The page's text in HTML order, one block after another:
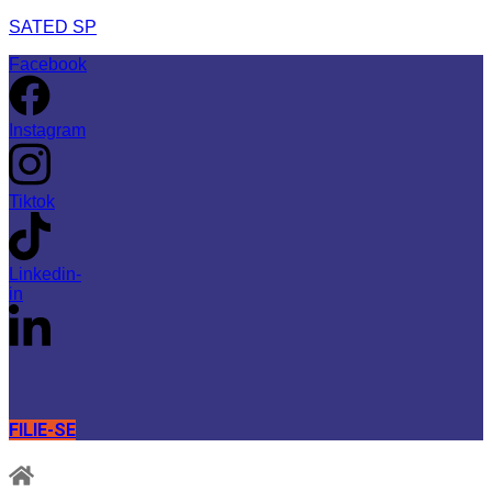
SATED SP
Facebook
Instagram
Tiktok
Linkedin-
in
FILIE-SE